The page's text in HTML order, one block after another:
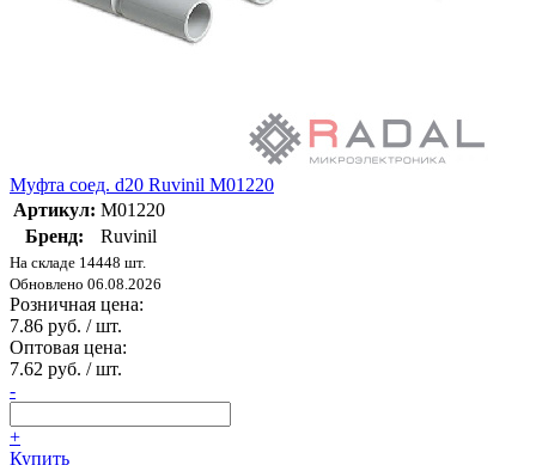
Муфта соед. d20 Ruvinil М01220
Артикул: М01220
Бренд:
Ruvinil
На складе 14448 шт.
Обновлено 06.08.2026
Розничная цена:
7.86 руб. / шт.
Оптовая цена:
7.62 руб. / шт.
-
+
Купить